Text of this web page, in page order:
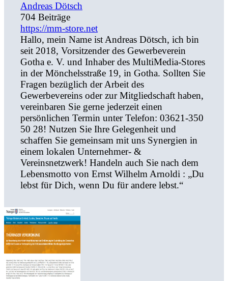
Andreas Dötsch
704 Beiträge
https://mm-store.net
Hallo, mein Name ist Andreas Dötsch, ich bin
seit 2018, Vorsitzender des Gewerbeverein
Gotha e. V. und Inhaber des MultiMedia-Stores
in der Mönchelsstraße 19, in Gotha. Sollten Sie
Fragen bezüglich der Arbeit des
Gewerbevereins oder zur Mitgliedschaft haben,
vereinbaren Sie gerne jederzeit einen
persönlichen Termin unter Telefon: 03621-350
50 28! Nutzen Sie Ihre Gelegenheit und
schaffen Sie gemeinsam mit uns Synergien in
einem lokalen Unternehmer- &
Vereinsnetzwerk! Handeln auch Sie nach dem
Lebensmotto von Ernst Wilhelm Arnoldi : „Du
lebst für Dich, wenn Du für andere lebst.“